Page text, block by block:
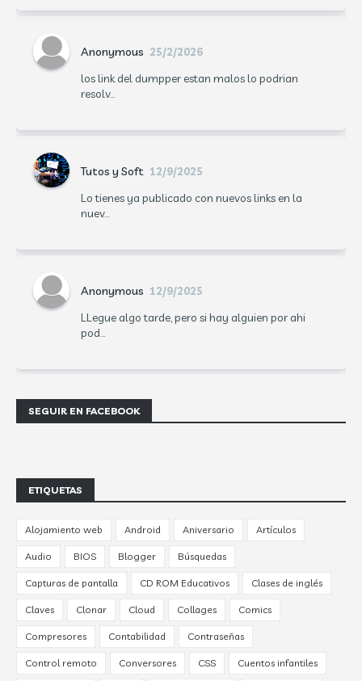
Anonymous 25/2/2026
los link del dumpper estan malos lo podrian
resolv...
Tutos y Soft 12/9/2025
Lo tienes ya publicado con nuevos links en la
nuev...
Anonymous 12/9/2025
LLegue algo tarde, pero si hay alguien por ahi
pod...
SEGUIR EN FACEBOOK
ETIQUETAS
Alojamiento web Android Aniversario Artículos
Audio BIOS Blogger Búsquedas
Capturas de pantalla CD ROM Educativos Clases de inglés
Claves Clonar Cloud Collages Comics
Compresores Contabilidad Contraseñas
Control remoto Conversores CSS Cuentos infantiles